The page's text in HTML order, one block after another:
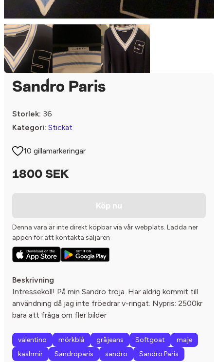
Sandro Paris
Storlek: 36
Kategori: Stickat
10 gillamarkeringar
1800 SEK
Köp nu
Denna vara är inte direkt köpbar via vår webplats. Ladda ner
appen för att kontakta säljaren
Beskrivning
Intressekoll! På min Sandro tröja. Har aldrig kommit till
användning då jag inte fröedrar v-ringat. Nypris: 2500kr
bara att fråga om fler bilder
valentino mörkblå gråjeans Softgoat
maje
kashmir
Sandroparis sandro Sandro Paris